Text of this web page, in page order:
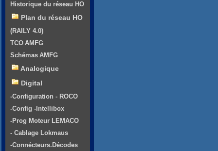
Historique du réseau HO
Plan du réseau HO
(RAILY 4.0)
TCO AMFG
Schémas AMFG
Analogique
Digital
-Configuration - ROCO
-Config -Intellibox
-Prog Moteur LEMACO
- Cablage Lokmaus
-Connécteurs.Décodes